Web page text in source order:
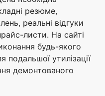
резюме,
реальні відгуки
листи. На сайті
будь-якого
подальшої утилізації
демонтованого